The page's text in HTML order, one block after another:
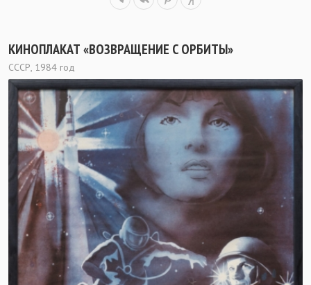
КИНОПЛАКАТ «ВОЗВРАЩЕНИЕ С ОРБИТЫ»
СССР, 1984 год